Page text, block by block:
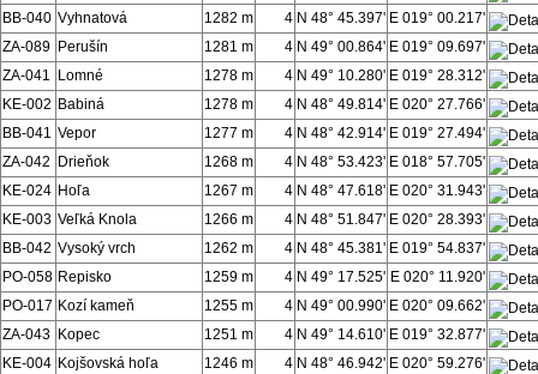
BB-040 Vyhnatová 1282 m 4 N 48° 45.397' E 019° 00.217'
ZA-089 Perušín 1281 m 4 N 49° 00.864' E 019° 09.697'
ZA-041
Lomné 1278 m 4 N 49° 10.280' E 019° 28.312'
KE-002 Babiná 1278 m 4 N 48° 49.814' E 020° 27.766'
BB-041 Vepor 1277 m 4 N 48° 42.914' E 019° 27.494'
ZA-042
Drieňok 1268 m 4 N 48° 53.423' E 018° 57.705'
KE-024 Hoľa 1267 m 4 N 48° 47.618' E 020° 31.943'
KE-003 Veľká Knola 1266 m 4 N 48° 51.847' E 020° 28.393'
BB-042 Vysoký vrch 1262 m 4 N 48° 45.381' E 019° 54.837'
PO-058 Repisko 1259 m 4 N 49° 17.525' E 020° 11.920'
PO-017 Kozí kameň 1255 m 4 N 49° 00.990' E 020° 09.662'
ZA-043 Kopec 1251 m 4 N 49° 14.610' E 019° 32.877'
KE-004 Kojšovská hoľa 1246 m 4 N 48° 46.942' E 020° 59.276'